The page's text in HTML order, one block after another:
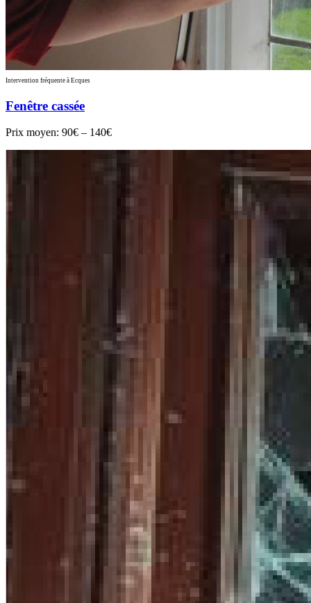
Intervention fréquente à Ecques
Fenêtre cassée
Prix moyen: 90€ – 140€